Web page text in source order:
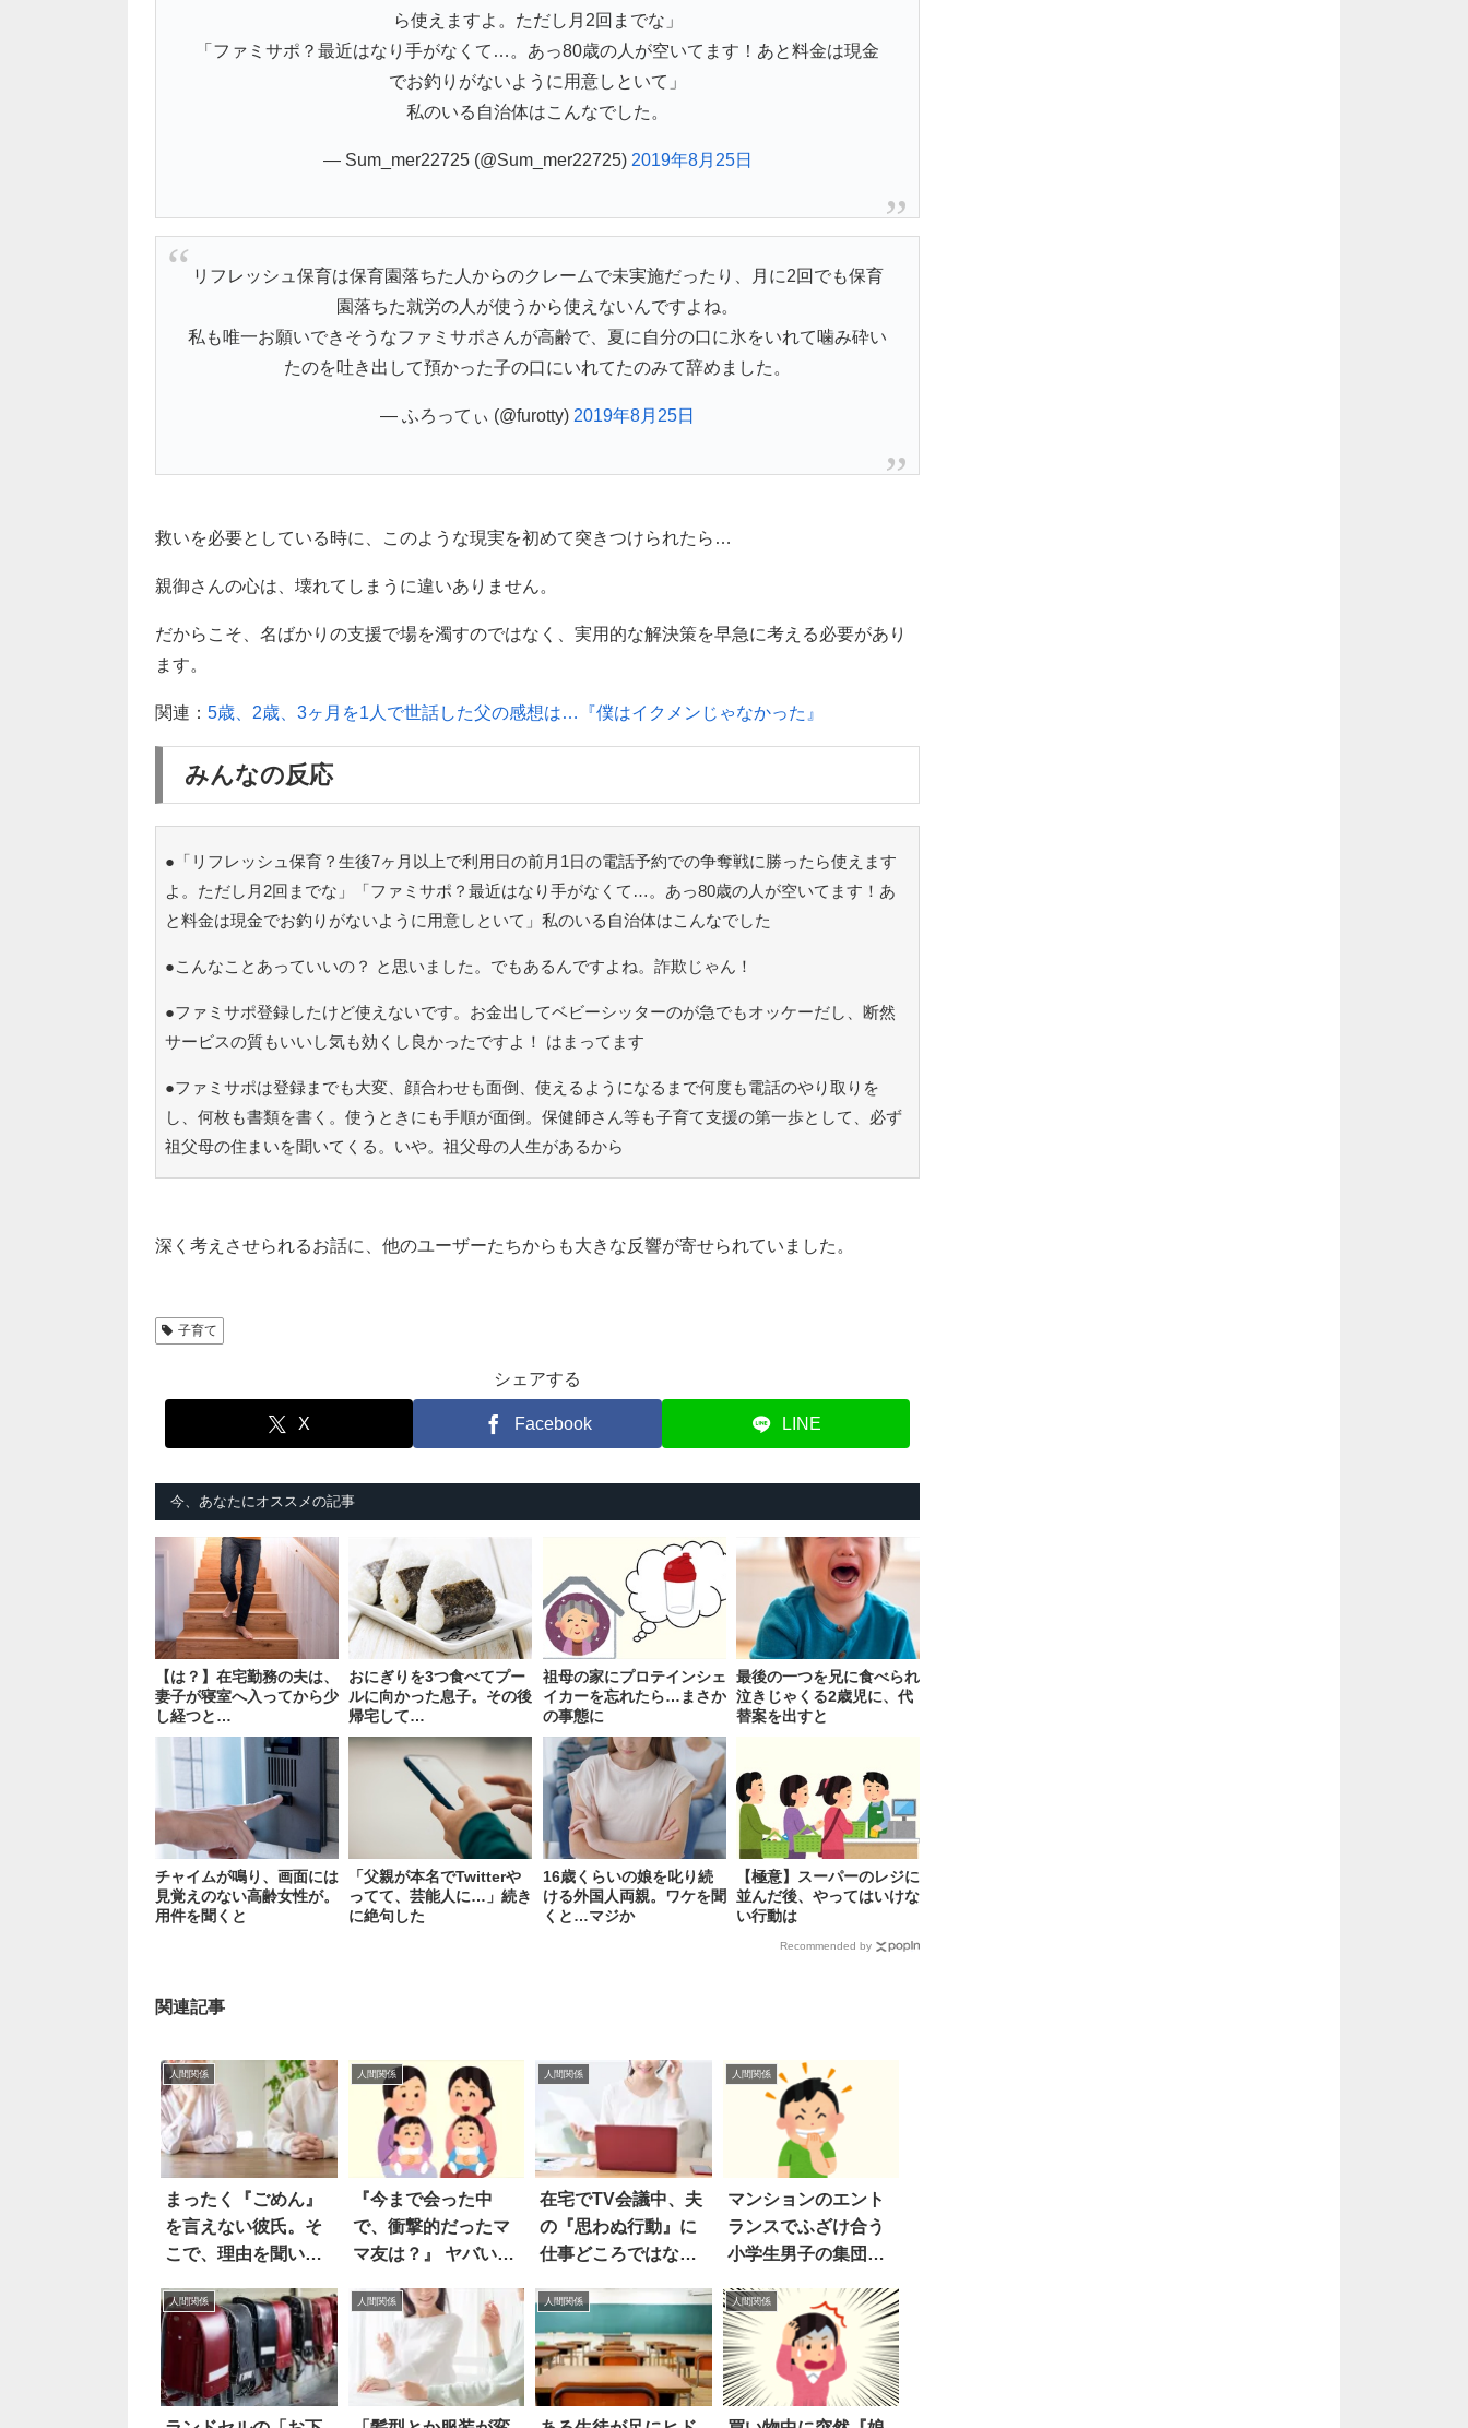
ら使えますよ。ただし月2回までな」
「ファミサポ？最近はなり手がなくて…。あっ80歳の人が空いてます！あと料金は現金
でお釣りがないように用意しといて」
私のいる自治体はこんなでした。
— Sum_mer22725 (@Sum_mer22725) 2019年8月25日
リフレッシュ保育は保育園落ちた人からのクレームで未実施だったり、月に2回でも保育
園落ちた就労の人が使うから使えないんですよね。
私も唯一お願いできそうなファミサポさんが高齢で、夏に自分の口に氷をいれて噛み砕い
たのを吐き出して預かった子の口にいれてたのみて辞めました。
— ふろってぃ (@furotty) 2019年8月25日
救いを必要としている時に、このような現実を初めて突きつけられたら…
親御さんの心は、壊れてしまうに違いありません。
だからこそ、名ばかりの支援で場を濁すのではなく、実用的な解決策を早急に考える必要があり
ます。
関連： 5歳、2歳、3ヶ月を1人で世話した父の感想は…『僕はイクメンじゃなかった』
みんなの反応
●「リフレッシュ保育？生後7ヶ月以上で利用日の前月1日の電話予約での争奪戦に勝ったら使えます
よ。ただし月2回までな」「ファミサポ？最近はなり手がなくて…。あっ80歳の人が空いてます！あ
と料金は現金でお釣りがないように用意しといて」私のいる自治体はこんなでした
●こんなことあっていいの？ と思いました。でもあるんですよね。詐欺じゃん！
●ファミサポ登録したけど使えないです。お金出してベビーシッターのが急でもオッケーだし、断然
サービスの質もいいし気も効くし良かったですよ！ はまってます
●ファミサポは登録までも大変、顔合わせも面倒、使えるようになるまで何度も電話のやり取りを
し、何枚も書類を書く。使うときにも手順が面倒。保健師さん等も子育て支援の第一歩として、必ず
祖父母の住まいを聞いてくる。いや。祖父母の人生があるから
深く考えさせられるお話に、他のユーザーたちからも大きな反響が寄せられていました。
子育て
シェアする
X Facebook LINE
今、あなたにオススメの記事
【は？】在宅勤務の夫は、
妻子が寝室へ入ってから少
し経つと…
おにぎりを3つ食べてプー
ルに向かった息子。その後
帰宅して…
祖母の家にプロテインシェ
イカーを忘れたら…まさか
の事態に
最後の一つを兄に食べられ
泣きじゃくる2歳児に、代
替案を出すと
チャイムが鳴り、画面には
見覚えのない高齢女性が。
用件を聞くと
「父親が本名でTwitterや
ってて、芸能人に…」続き
に絶句した
16歳くらいの娘を叱り続
ける外国人両親。ワケを聞
くと…マジか
【極意】スーパーのレジに
並んだ後、やってはいけな
い行動は
Recommended by
関連記事
人間関係
まったく『ごめん』
を言えない彼氏。そ
こで、理由を聞いて
人間関係
『今まで会った中
で、衝撃的だったマ
マ友は？』 ヤバいエ
ン引き！
人間関係
在宅でTV会議中、夫
の『思わぬ行動』に
仕事どころではなく
人間関係
マンションのエント
ランスでふざけ合う
小学生男子の集団
人間関係 人間関係 人間関係 人間関係